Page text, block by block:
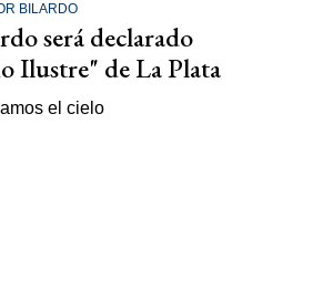
BILARDO
será declarado
Ilustre" de La Plata